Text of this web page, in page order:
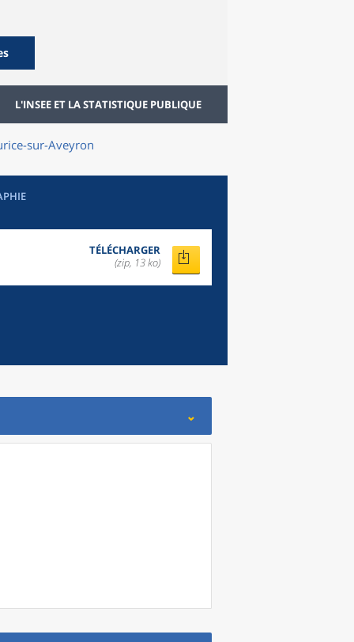
L'INSEE ET LA STATISTIQUE PUBLIQUE
sur-Aveyron
TÉLÉCHARGER
(zip, 13 ko)